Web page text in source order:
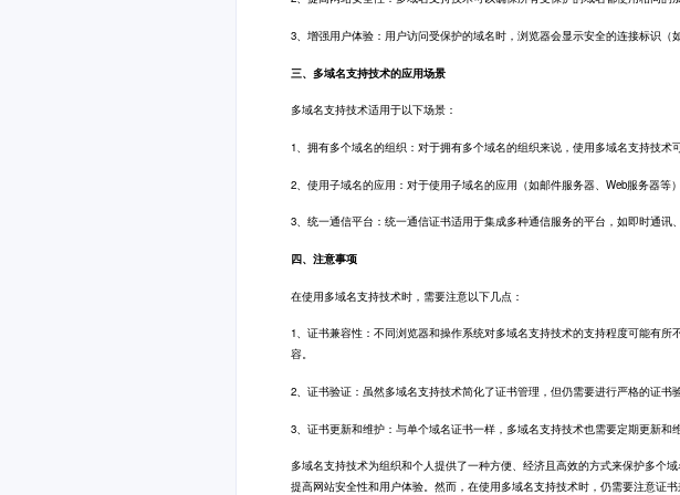
3、增强用户体验：用户访问受保护的域名时，浏览器会显示安全的连接标识（
三、多域名支持技术的应用场景
多域名支持技术适用于以下场景：
1、拥有多个域名的组织：对于拥有多个域名的组织来说，使用多域名支持技术
2、使用子域名的应用：对于使用子域名的应用（如邮件服务器、Web服务器等
3、统一通信平台：统一通信证书适用于集成多种通信服务的平台，如即时通讯
四、注意事项
在使用多域名支持技术时，需要注意以下几点：
1、证书兼容性：不同浏览器和操作系统对多域名支持技术的支持程度可能有
容。
2、证书验证：虽然多域名支持技术简化了证书管理，但仍需要进行严格的证书
3、证书更新和维护：与单个域名证书一样，多域名支持技术也需要定期更新和
多域名支持技术为组织和个人提供了一种方便、经济且高效的方式来保护多个
提高网站安全性和用户体验。然而，在使用多域名支持技术时，仍需要注意证